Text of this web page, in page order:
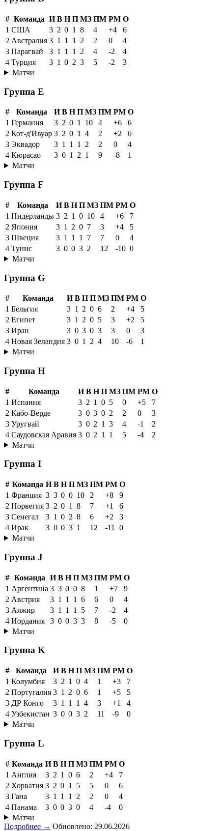
# Команда И В Н П МЗ ПМ РМ О
1 США 3 2 0 1 8 4 +4
6
2 Австралия 3 1 1 1 2 2 0
4
3 Парагвай 3 1 1 1 2 4 -2
4
4 Турция 3 1 0 2 3 5 -2
3
Матчи
Группа E
# Команда И В Н П МЗ ПМ РМ О
1 Германия 3 2 0 1 10 4 +6
6
2 Кот-д'Ивуар 3 2 0 1 4 2 +2
6
3 Эквадор 3 1 1 1 2 2 0
4
4 Кюрасао 3 0 1 2 1 9 -8
1
Матчи
Группа F
# Команда И В Н П МЗ ПМ РМ О
1 Нидерланды 3 2 1 0 10 4 +6
7
2 Япония 3 1 2 0 7 3 +4
5
3 Швеция 3 1 1 1 7 7 0
4
4 Тунис 3 0 0 3 2 12 -10 0
Матчи
Группа G
# Команда И В Н П МЗ ПМ РМ О
1 Бельгия 3 1 2 0 6 2 +4
5
2 Египет 3 1 2 0 5 3 +2
5
3 Иран 3 0 3 0 3 3 0
3
4 Новая Зеландия 3 0 1 2 4 10 -6
1
Матчи
Группа H
# Команда И В Н П МЗ ПМ РМ О
1 Испания 3 2 1 0 5 0 +5
7
2 Кабо-Верде 3 0 3 0 2 2 0
3
3 Уругвай 3 0 2 1 3 4 -1
2
4 Саудовская Аравия 3 0 2 1 1 5 -4
2
Матчи
Группа I
# Команда И В Н П МЗ ПМ РМ О
1 Франция 3 3 0 0 10 2 +8
9
2 Норвегия 3 2 0 1 8 7 +1
6
3 Сенегал 3 1 0 2 8 6 +2
3
4 Ирак 3 0 0 3 1 12 -11
0
Матчи
Группа J
# Команда И В Н П МЗ ПМ РМ О
1 Аргентина 3 3 0 0 8 1 +7
9
2 Австрия 3 1 1 1 6 6 0
4
3 Алжир 3 1 1 1 5 7 -2
4
4 Иордания 3 0 0 3 3 8 -5
0
Матчи
Группа K
# Команда И В Н П МЗ ПМ РМ О
1 Колумбия 3 2 1 0 4 1 +3
7
2 Португалия 3 1 2 0 6 1 +5
5
3 ДР Конго 3 1 1 1 4 3 +1
4
4 Узбекистан 3 0 0 3 2 11 -9
0
Матчи
Группа L
# Команда И В Н П МЗ ПМ РМ О
1 Англия 3 2 1 0 6 2 +4
7
2 Хорватия 3 2 0 1 5 5 0
6
3 Гана 3 1 1 1 2 2 0
4
4 Панама 3 0 0 3 0 4 -4
0
Матчи
Подробнее → Обновлено: 29.06.2026